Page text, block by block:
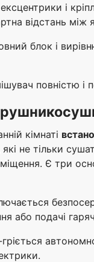
і
відстань
блок і
повністю і
кімнаті
які не тільки
Є три
або подачі